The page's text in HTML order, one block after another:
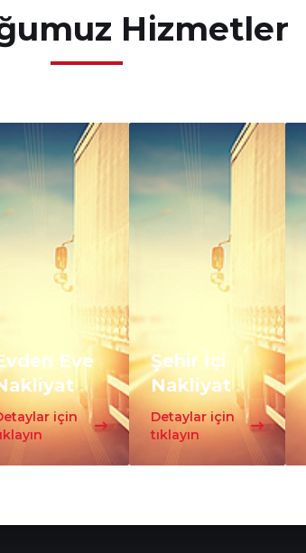
Hizmetler
Eve
için
Şehir İçi
Nakliyat
Detaylar için
tıklayın